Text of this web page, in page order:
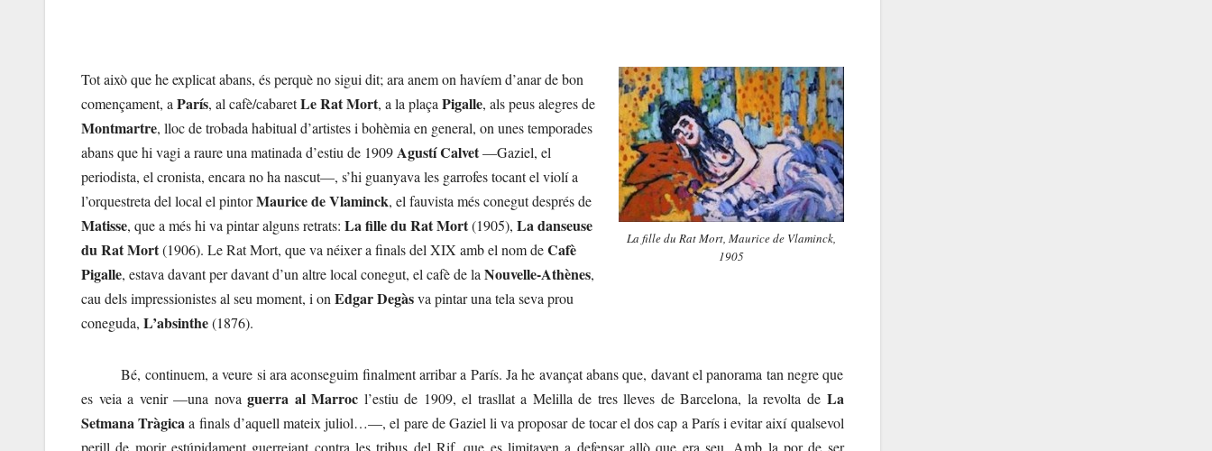
La fille du Rat Mort, Maurice de Vlaminck,
1905
Tot això que he explicat abans, és perquè no sigui dit; ara anem on havíem d’anar de bon
començament, a París, al cafè/cabaretLe Rat Mort, a la plaça Pigalle, als peus alegres de
Montmartre, lloc de trobada habitual d’artistes i bohèmia en general, on unes temporades
abans que hi vagi a raure una matinada d’estiu de 1909Agustí Calvet—Gaziel, el
periodista, el cronista, encara no ha nascut—, s’hi guanyava les garrofes tocant el violí a
l’orquestreta del local el pintorMaurice de Vlaminck, el fauvista més conegut després de
Matisse, que a més hi va pintar alguns retrats: La fille du Rat Mort(1905), La danseuse
du Rat Mort(1906). Le Rat Mort, que va néixer a finals del XIX amb el nom deCafè
Pigalle, estava davant per davant d’un altre local conegut, el cafè de la Nouvelle-Athènes,
cau dels impressionistes al seu moment, i on Edgar Degàsva pintar una tela seva prou
coneguda, L’absinthe(1876).
Bé, continuem, a veure si ara aconseguim finalment arribar a París. Ja he avançat abans que, davant el panorama tan negre que
es veia a venir —una novaguerra al Marroc l’estiu de 1909, el trasllat a Melilla de tres lleves de Barcelona, la revolta de La
Setmana Tràgicaa finals d’aquell mateix juliol…—, el pare de Gaziel li va proposar de tocar el dos cap a París i evitar així qualsevol
perill de morir estúpidament guerrejant contra les tribus del Rif, que es limitaven a defensar allò que era seu. Amb la por de ser